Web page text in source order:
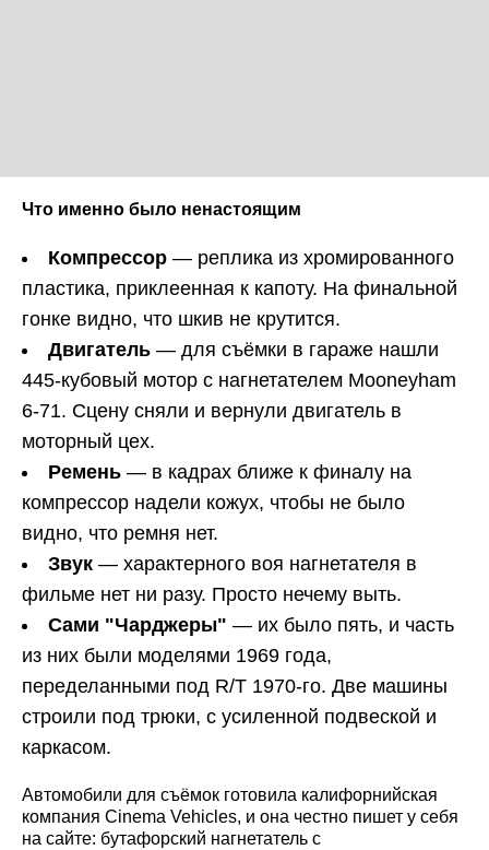
Что именно было ненастоящим
Компрессор — реплика из хромированного
пластика, приклеенная к капоту. На финальной
гонке видно, что шкив не крутится.
Двигатель — для съёмки в гараже нашли
445-кубовый мотор с нагнетателем Mooneyham
6-71. Сцену сняли и вернули двигатель в
моторный цех.
Ремень — в кадрах ближе к финалу на
компрессор надели кожух, чтобы не было
видно, что ремня нет.
Звук — характерного воя нагнетателя в
фильме нет ни разу. Просто нечему выть.
Сами "Чарджеры" — их было пять, и часть
из них были моделями 1969 года,
переделанными под R/T 1970-го. Две машины
строили под трюки, с усиленной подвеской и
каркасом.
Автомобили для съёмок готовила калифорнийская
компания Cinema Vehicles, и она честно пишет у себя
на сайте: бутафорский нагнетатель с